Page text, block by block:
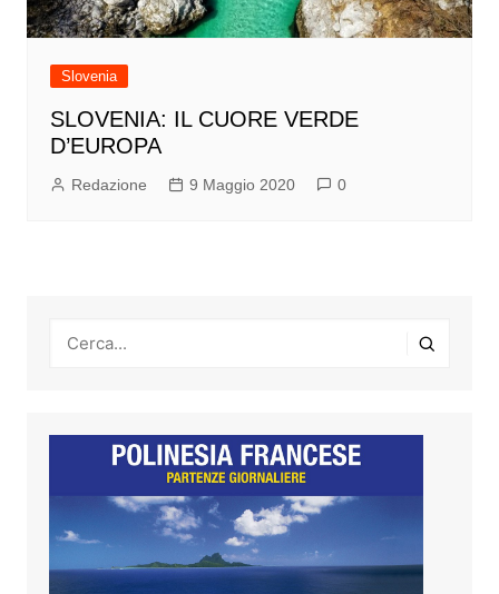
Slovenia
SLOVENIA: IL CUORE VERDE
D’EUROPA
Redazione 9 Maggio 2020 0